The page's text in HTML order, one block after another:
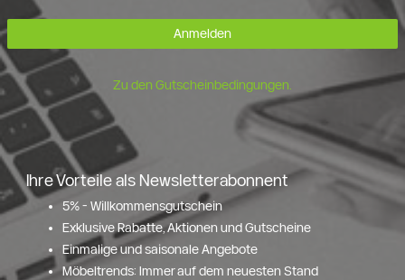
Anmelden
Zu den Gutscheinbedingungen.
Ihre Vorteile als Newsletterabonnent
5% - Willkommensgutschein
Exklusive Rabatte, Aktionen und Gutscheine
Einmalige und saisonale Angebote
Möbeltrends: Immer auf dem neuesten Stand